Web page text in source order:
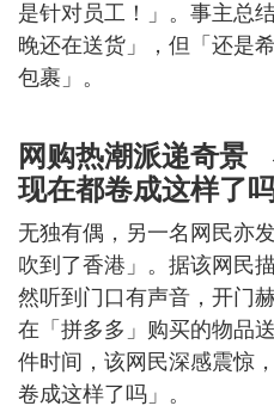
是针对员工！」。事主总
晚还在送货」，但「还是
包裹」。
网购热潮派递奇景
现在都卷成这样了
无独有偶，另一名网民亦
吹到了香港」。据该网民
然听到门口有声音，开门
在「拼多多」购买的物品
件时间，该网民深感震惊
卷成这样了吗」。